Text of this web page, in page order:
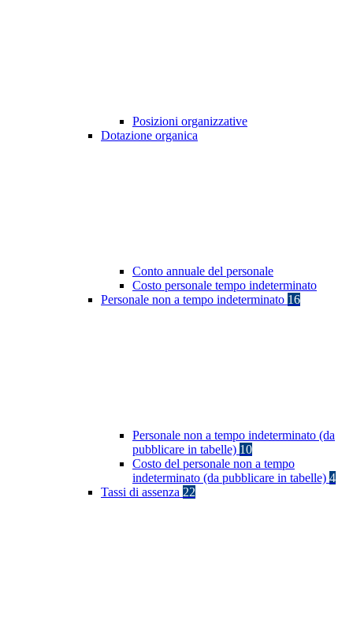
Posizioni organizzative
Dotazione organica
Conto annuale del personale
Costo personale tempo indeterminato
Personale non a tempo indeterminato 16
Personale non a tempo indeterminato (da
pubblicare in tabelle) 10
Costo del personale non a tempo
indeterminato (da pubblicare in tabelle) 4
Tassi di assenza 22